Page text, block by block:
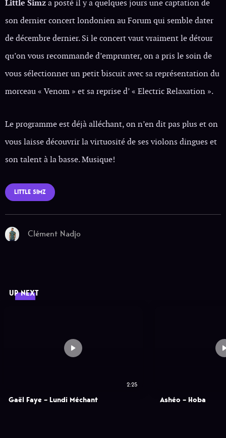
Little Simza posté il y a quelques jours une captation de
son dernier concert londonien au Forum qui semble dater
de décembre dernier. Si le concert vaut vraiment le détour
qu’on vous recommande d’emprunter, on a pris le soin de
vous sélectionner un petit biscuit avec sa représentation du
morceau « Venom » et sa reprise d’ « Electric Relaxation ».
Le programme est déjà alléchant, on n’en dit pas plus et on
vous laisse découvrir la virtuosité de ses violons dingues et
son talent à la basse. Musique!
LITTLE SIMZ
Clément Nadjo
UP NEXT
2:25
Gaël Faye – Lundi Méchant Ashéo – Hoba